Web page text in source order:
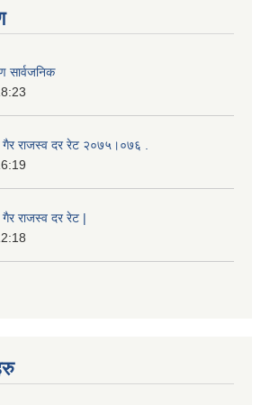
सार्वजनिक
गैर राजस्व दर रेट २०७५।०७६ .
गैर राजस्व दर रेट |